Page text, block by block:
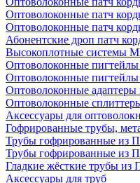
Оптоволоконные патч
Оптоволоконные патч
Абонентские дроп патч
Высокоплотные системы
Оптоволоконные
Оптоволоконные
Оптоволоконные адаптеры
Оптоволоконные
Аксессуары для
Гофрированные трубы,
Трубы гофрированные из
Трубы гофрированные из
Гладкие жёсткие трубы из
Аксессуары для труб